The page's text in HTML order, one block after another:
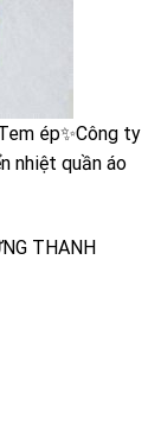
ép✨Công ty
nhiệt quần áo
THANH